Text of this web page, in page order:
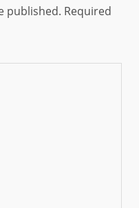
published. Required